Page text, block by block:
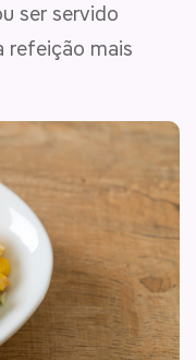
ser servido
refeição mais